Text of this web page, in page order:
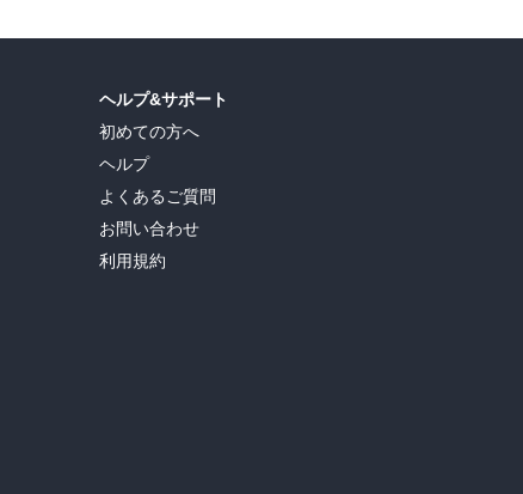
ヘルプ&サポート
初めての方へ
ヘルプ
よくあるご質問
お問い合わせ
利用規約